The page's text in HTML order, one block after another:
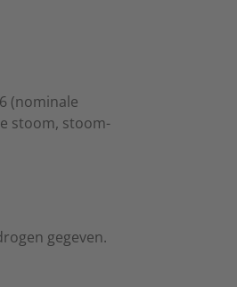
(nominale
stoom, stoom-
gegeven.